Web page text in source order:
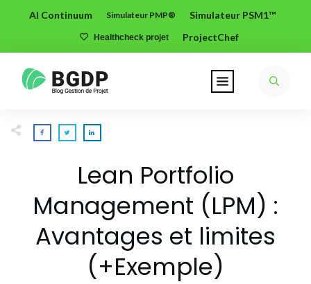
AI Continuum Simulateur PMP® Simulateur PSM1™
Healthcheck projet ProjectChef
Lean Portfolio
Management (LPM) :
Avantages et limites
(+Exemple)